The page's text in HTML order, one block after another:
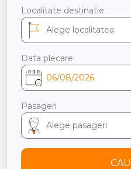
Localitate destinatie
Data plecare
Pasageri